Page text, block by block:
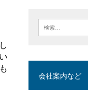
会社案内など